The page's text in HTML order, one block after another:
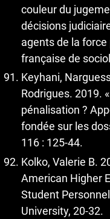
couleur du
décisions
agents de la force
française de
Keyhani,
Rodrigues. 2019.
pénalisation ?
fondée sur les
116 : 125‑44.
Kolko, Valerie B.
American Higher
Student
University, 20‑32.